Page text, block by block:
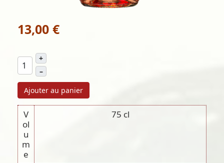
13,00 €
+
–
Ajouter au panier
V
ol
u
m
e
75 cl